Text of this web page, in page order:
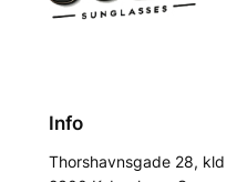
Info
Thorshavnsgade 28, kld